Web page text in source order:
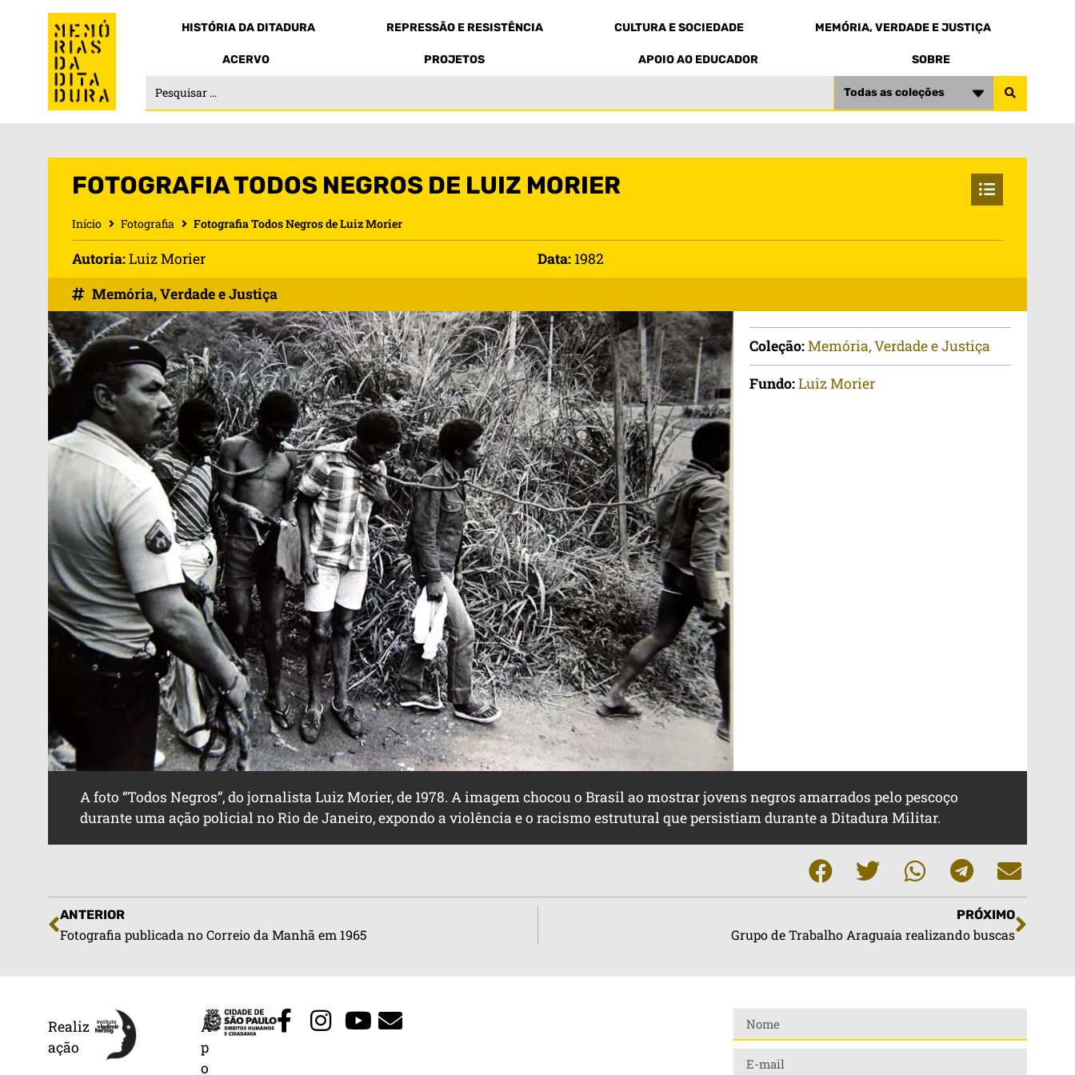
HISTÓRIA DA DITADURA REPRESSÃO E RESISTÊNCIA CULTURA E SOCIEDADE MEMÓRIA, VERDADE E JUSTIÇA
ACERVO PROJETOS APOIO AO EDUCADOR SOBRE
Todas as coleções
FOTOGRAFIA TODOS NEGROS DE LUIZ MORIER
Início Fotografia Fotografia Todos Negros de Luiz Morier
Autoria:Luiz Morier Data: 1982
Memória, Verdade e Justiça
Coleção:Memória, Verdade e Justiça
Fundo:Luiz Morier
A foto “Todos Negros”, do jornalista Luiz Morier, de 1978. A imagem chocou o Brasil ao mostrar jovens negros amarrados pelo pescoço
durante uma ação policial no Rio de Janeiro, expondo a violência e o racismo estrutural que persistiam durante a Ditadura Militar.
ANTERIOR
Fotografia publicada no Correio da Manhã em 1965
PRÓXIMO
Grupo de Trabalho Araguaia realizando buscas
Realiz
ação
A
p
o